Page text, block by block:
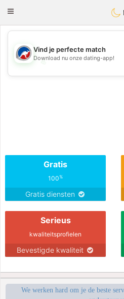
Toggle
💖
Vind je perfecte match
Download nu onze dating-app!
Gratis
100%
Gratis diensten
Serieus
kwaliteitsprofielen
Bevestigde kwaliteit
We werken hard om je de beste